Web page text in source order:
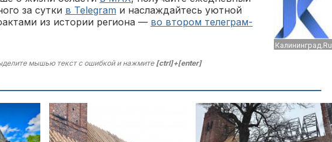
Калининград.Ru
за сутки в Telegram и наслаждайтесь уютной
из истории региона — во втором телеграм-
мышью текст с ошибкой и нажмите[ctrl]+[enter]